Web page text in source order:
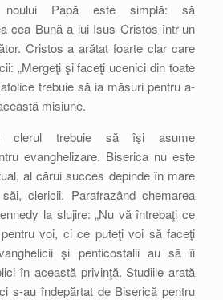
noului Papă este simplă: să
cea Bună a lui Isus Cristos într-un
Cristos a arătat foarte clar care
„Mergeţi şi faceţi ucenici din toate
trebuie să ia măsuri pentru a-
misiune.
clerul trebuie să îşi asume
evanghelizare. Biserica nu este
al cărui succes depinde în mare
clericii. Parafrazând chemarea
la slujire: „Nu vă întrebaţi ce
voi, ci ce puteţi voi să faceţi
şi penticostalii au să îi
în această privinţă. Studiile arată
s-au îndepărtat de Biserică pentru